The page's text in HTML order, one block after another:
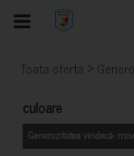
Toata oferta >
culoare
Generozitatea vindecă- mov